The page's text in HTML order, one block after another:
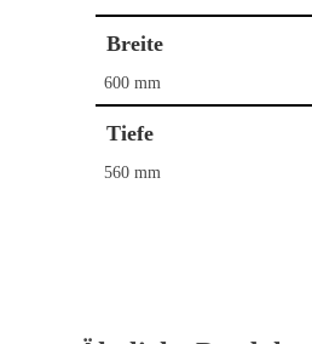
Breite
600 mm
Tiefe
560 mm